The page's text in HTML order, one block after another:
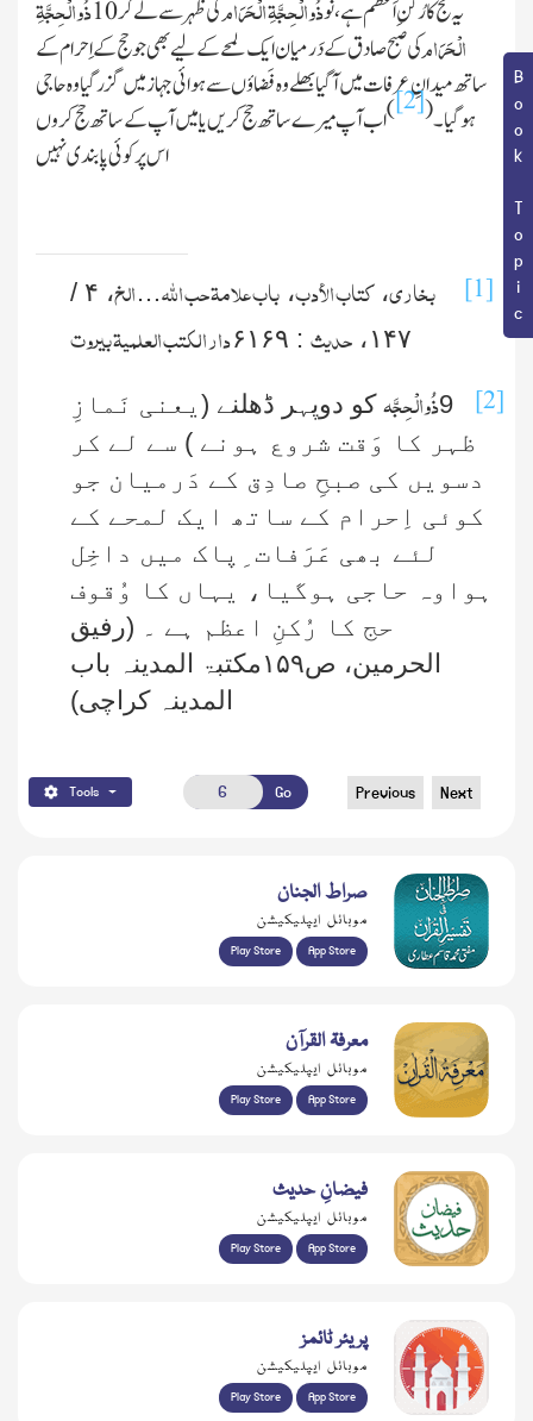
Book Topic
ىہ حج کا رُکنِ اَعظم ہے ، نوذُوالْحِجَّةِ الْحَرَامکی ظہر سے لے کر 10
ذُوالْحِجَّةِ
الْحَرَامکى صبح صادق کے دَرمىان اىک لمحے کے لىے بھی جو حج کے اِحرام کے
ساتھ مىدانِ عرفات مىں آ گىا بھلے وہ فَضاؤں سے ہوائى جہاز مىں گزر گىا وہ حاجى
ہو گىا ۔(
[2]
)اب آپ مىرے ساتھ حج کرىں یا مىں آپ کے ساتھ حج کروں
اس پر کوئی پابندی نہیں
[1] بخاری،کتاب الأدب،باب علامة حبالله…الخ، ۴ /
۱۴۷ ،حدیث : ۶۱۶۹دار الکتب العلمیة بیروت
[2]
9ذُوالْحِجَّہ کو دوپہر ڈھلنے (یعنی نَمازِ
ظہر کا وَقت شروع ہونے ) سے لے کر
دسویں کی صبحِ صادِق کے دَرمیان جو
کوئی اِحرام کے ساتھ ایک لمحے کے
لئے بھی عَرَفات ِپاک میں داخِل
ہواوہ حاجی ہوگیا، یہاں کا وُقوف
حج کا رُکنِ اعظم ہے ۔ (رفیق
الحرمین، ص۱۵۹مکتبۃ المدینہ باب
المدینہ کراچی)
Tools Go Previous Next
صراط الجنان
موبائل ایپلیکیشن
Play Store App Store
معرفۃ القرآن
موبائل ایپلیکیشن
Play Store App Store
فیضانِ حدیث
موبائل ایپلیکیشن
Play Store App Store
پریئر ٹائمز
موبائل ایپلیکیشن
Play Store App Store